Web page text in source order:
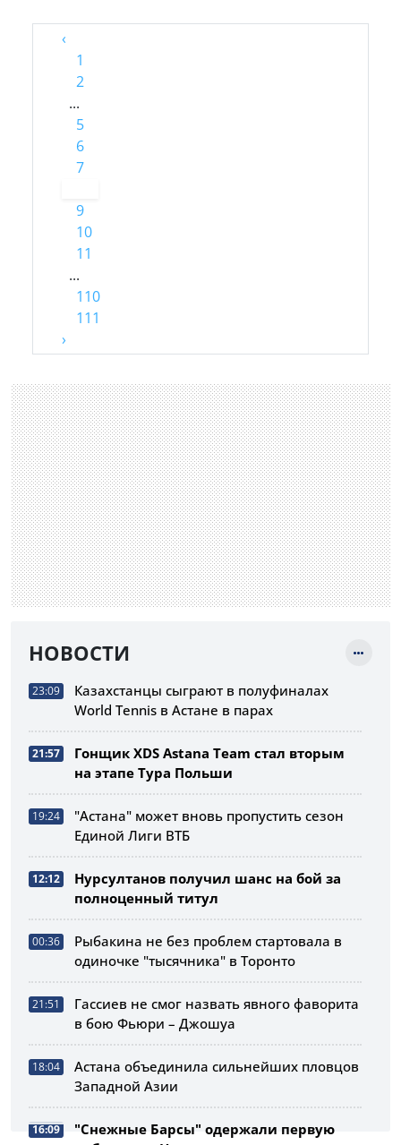
‹
1
2
...
5
6
7
9
10
11
...
110
111
›
НОВОСТИ
23:09
Казахстанцы сыграют в полуфиналах
World Tennis в Астане в парах
21:57
Гонщик XDS Astana Team стал вторым
на этапе Тура Польши
19:24
"Астана" может вновь пропустить сезон
Единой Лиги ВТБ
12:12
Нурсултанов получил шанс на бой за
полноценный титул
00:36
Рыбакина не без проблем стартовала в
одиночке "тысячника" в Торонто
21:51
Гассиев не смог назвать явного фаворита
в бою Фьюри – Джошуа
18:04
Астана объединила сильнейших пловцов
Западной Азии
16:09
"Снежные Барсы" одержали первую